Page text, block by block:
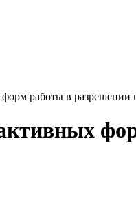
работы в разрешении